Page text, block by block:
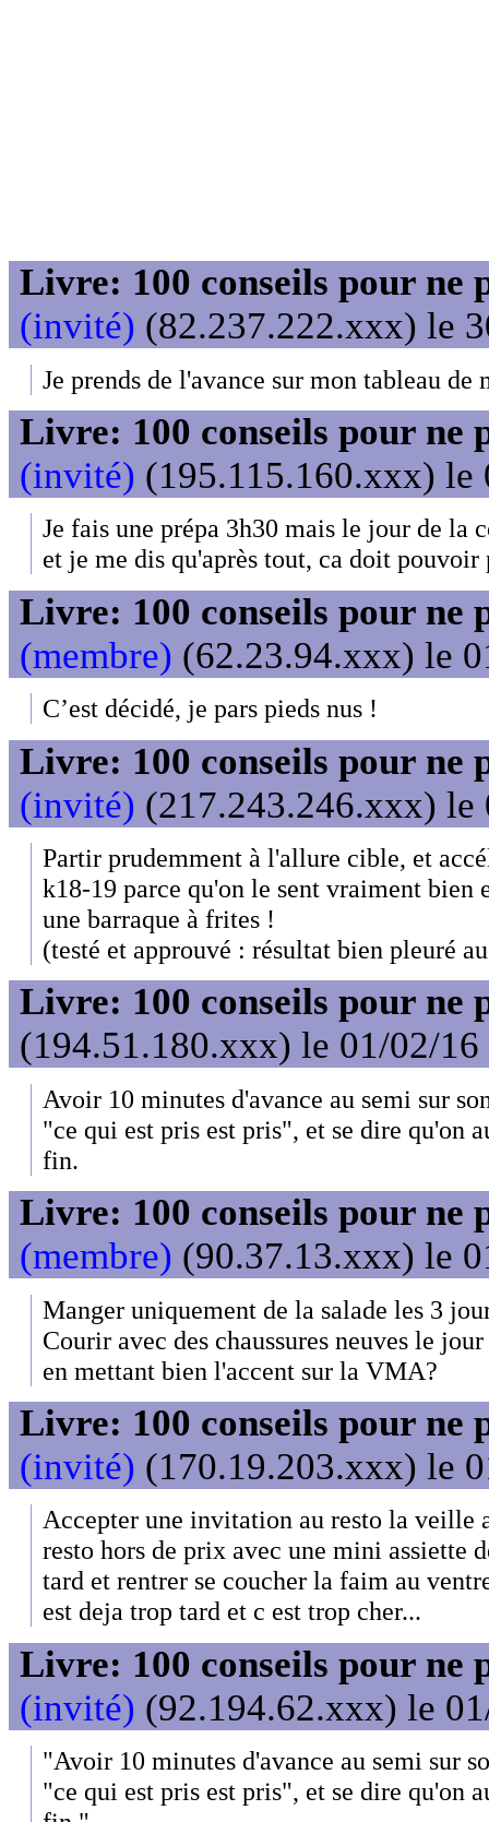
Livre: 100 conseils pour ne
(invité) (82.237.222.xxx) le
Je prends de l'avance sur mon tableau
Livre: 100 conseils pour ne
(invité) (195.115.160.xxx) le
Je fais une prépa 3h30 mais le jour de la
et je me dis qu'après tout, ca doit pouvoir
Livre: 100 conseils pour ne
(membre) (62.23.94.xxx) le
C’est décidé, je pars pieds nus !
Livre: 100 conseils pour ne
(invité) (217.243.246.xxx) le
Partir prudemment à l'allure cible, et
k18-19 parce qu'on le sent vraiment bien
une barraque à frites !
(testé et approuvé : résultat bien pleuré
Livre: 100 conseils pour ne
(194.51.180.xxx) le 01/02/16
Avoir 10 minutes d'avance au semi sur
"ce qui est pris est pris", et se dire qu'on
fin.
Livre: 100 conseils pour ne
(membre) (90.37.13.xxx) le
Manger uniquement de la salade les 3
Courir avec des chaussures neuves le
en mettant bien l'accent sur la VMA?
Livre: 100 conseils pour ne
(invité) (170.19.203.xxx) le
Accepter une invitation au resto la veille
resto hors de prix avec une mini assiette
tard et rentrer se coucher la faim au
est deja trop tard et c est trop cher...
Livre: 100 conseils pour ne
(invité) (92.194.62.xxx) le
"Avoir 10 minutes d'avance au semi sur
"ce qui est pris est pris", et se dire qu'on